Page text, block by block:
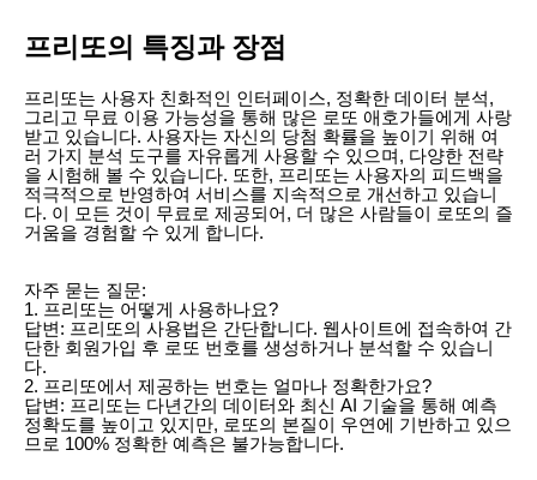
프리또의 특징과 장점
프리또는 사용자 친화적인 인터페이스, 정확한 데이터 분석,
그리고 무료 이용 가능성을 통해 많은 로또 애호가들에게 사랑
받고 있습니다. 사용자는 자신의 당첨 확률을 높이기 위해 여
러 가지 분석 도구를 자유롭게 사용할 수 있으며, 다양한 전략
을 시험해 볼 수 있습니다. 또한, 프리또는 사용자의 피드백을
적극적으로 반영하여 서비스를 지속적으로 개선하고 있습니
다. 이 모든 것이 무료로 제공되어, 더 많은 사람들이 로또의 즐
거움을 경험할 수 있게 합니다.
자주 묻는 질문:
1. 프리또는 어떻게 사용하나요?
답변: 프리또의 사용법은 간단합니다. 웹사이트에 접속하여 간
단한 회원가입 후 로또 번호를 생성하거나 분석할 수 있습니
다.
2. 프리또에서 제공하는 번호는 얼마나 정확한가요?
답변: 프리또는 다년간의 데이터와 최신 AI 기술을 통해 예측
정확도를 높이고 있지만, 로또의 본질이 우연에 기반하고 있으
므로 100% 정확한 예측은 불가능합니다.